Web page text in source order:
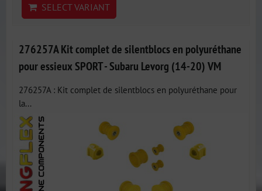
SELECT VARIANT
276257A Kit complet de silentblocs en polyuréthane
pour essieux SPORT - Subaru Levorg (14-20) VM
276257A : Kit complet de silentblocs en polyuréthane pour
la...